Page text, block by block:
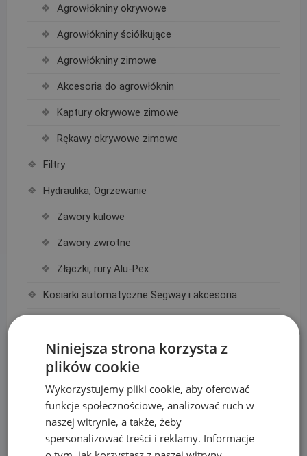
Agrowłókniny okrywowe
Agrowłókniny ściółkujące
Agrowłókniny zimowe
Akcesoria do agrowłóknin
Kaptury okrywowe zimowe
Rękawy okrywowe zimowe
Filtry
Hydraulika, Ogrzewanie
Zawory kulowe
Zawory zwrotne
Złączki, rury Alu-Pex
Kosiarki automatyczne Segway i akcesoria
Roboty koszące Segway
Lampki choinkowe
Kurtyny świetlne LED
Lampki choinkowe białe ciepłe
Lampki choinkowe białe zimne
Niniejsza strona korzysta z
plików cookie
Wykorzystujemy pliki cookie, aby oferować
funkcje społecznościowe, analizować ruch w
naszej witrynie, a także, żeby
spersonalizować treści i reklamy. Informacje